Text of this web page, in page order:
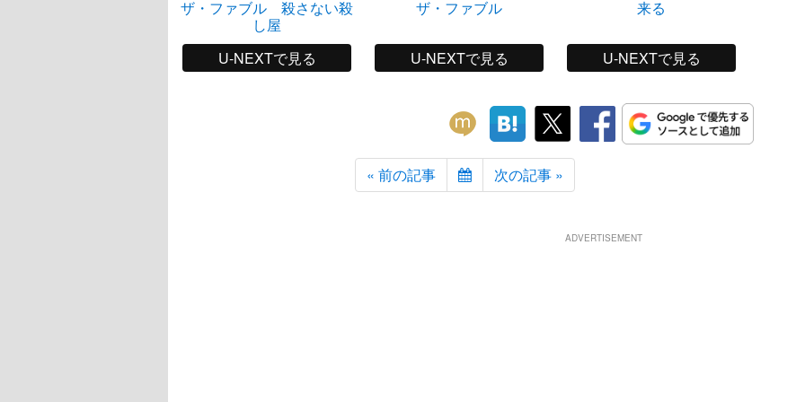
ザ・ファブル 殺さない殺
し屋
U-NEXTで見る
ザ・ファブル
U-NEXTで見る
来る
U-NEXTで見る
« 前の記事 次の記事 »
ADVERTISEMENT